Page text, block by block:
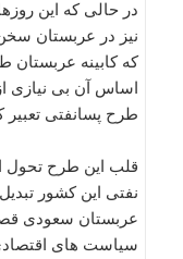
در حالی که این
نیز در عربستان
اساس آن بی نیازی
طرح پسانفتی تعبیر
قلب این طرح تحول
نفتی این کشور
عربستان سعودی
سیاست های